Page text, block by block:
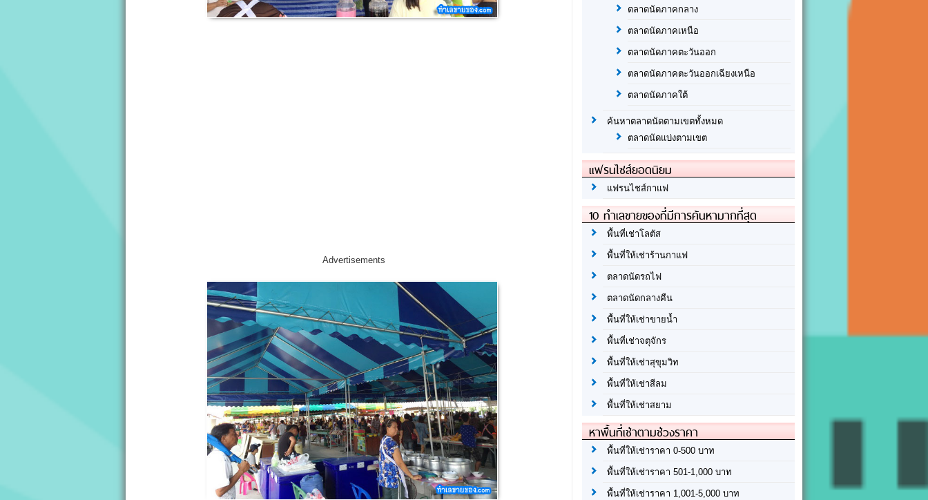
Advertisements
ตลาดนัดภาคกลาง
ตลาดนัดภาคเหนือ
ตลาดนัดภาคตะวันออก
ตลาดนัดภาคตะวันออกเฉียงเหนือ
ตลาดนัดภาคใต้
ค้นหาตลาดนัดตามเขตทั้งหมด
ตลาดนัดแบ่งตามเขต
แฟรนไชส์ยอดนิยม
แฟรนไชส์กาแฟ
10 ทำเลขายของที่มีการค้นหามากที่สุด
พื้นที่เช่าโลตัส
พื้นที่ให้เช่าร้านกาแฟ
ตลาดนัดรถไฟ
ตลาดนัดกลางคืน
พื้นที่ให้เช่าขายน้ำ
พื้นที่เช่าจตุจักร
พื้นที่ให้เช่าสุขุมวิท
พื้นที่ให้เช่าสีลม
พื้นที่ให้เช่าสยาม
หาพื้นที่เช่าตามช่วงราคา
พื้นที่ให้เช่าราคา 0-500 บาท
พื้นที่ให้เช่าราคา 501-1,000 บาท
พื้นที่ให้เช่าราคา 1,001-5,000 บาท